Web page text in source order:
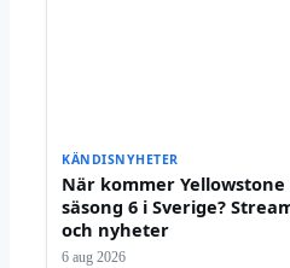
KÄNDISNYHETER
När kommer Yellowstone
säsong 6 i Sverige?
och nyheter
6 aug 2026